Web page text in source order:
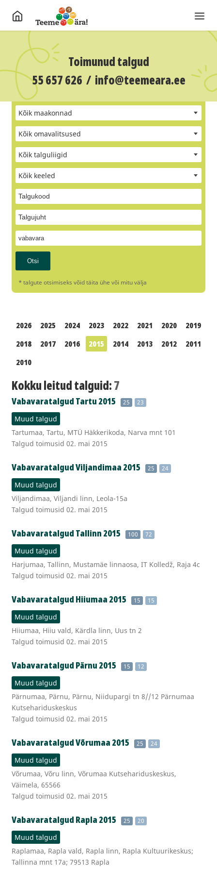
Toimunud talgud
55 657 626 / info@teemeara.ee
Kõik maakonnad
Kõik omavalitsused
Kõik talguliigid
Kõik keeled
* talgute otsimiseks võid täita ühe või mitu välja
2026 2025 2024 2023 2022 2021 2020
2019
2018
2017 2016 2015 2014 2013 2012
2011
2010
Kokku leitud talguid:7
Vabavaratalgud Tartu 2015 25 23
Muud talgud
Tartumaa, Tartu, MTÜ Häkkerikoda, Narva mnt 101
Talgud toimusid 02. mai 2015
Vabavaratalgud Viljandimaa 2015 25 24
Muud talgud
Viljandimaa, Viljandi linn, Leola-15a
Talgud toimusid 02. mai 2015
Vabavaratalgud Tallinn 2015 100 72
Muud talgud
Harjumaa, Tallinn, Mustamäe linnaosa, IT Kolledž, Raja 4c
Talgud toimusid 02. mai 2015
Vabavaratalgud Hiiumaa 2015 15 15
Muud talgud
Hiiumaa, Hiiu vald, Kärdla linn, Uus tn 2
Talgud toimusid 02. mai 2015
Vabavaratalgud Pärnu 2015 15 12
Muud talgud
Pärnumaa, Pärnu, Pärnu, Niidupargi tn 8//12 Pärnumaa
Kutsehariduskeskus
Talgud toimusid 02. mai 2015
Vabavaratalgud Võrumaa 2015 25 24
Muud talgud
Võrumaa, Võru linn, Võrumaa Kutsehariduskeskus,
Väimela, 65566
Talgud toimusid 02. mai 2015
Vabavaratalgud Rapla 2015 25 20
Muud talgud
Raplamaa, Rapla vald, Rapla linn, Rapla Kultuurikeskus;
Tallinna mnt 17a; 79513 Rapla